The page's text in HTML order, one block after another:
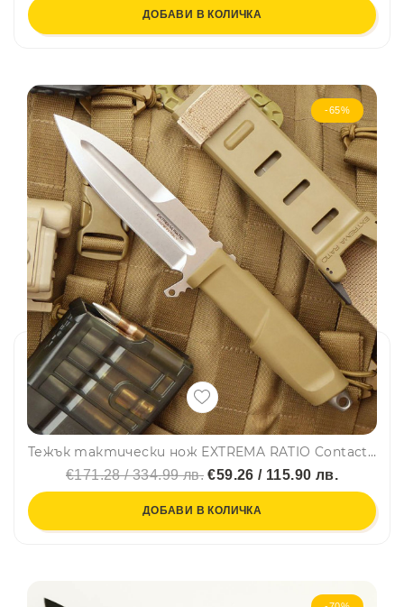
ДОБАВИ В КОЛИЧКА
-65%
Тежък тактически нож ЕXTREMA RATIO Contact C,DESERT, стомана Böhler N690, тактическа кания
€171.28 / 334.99 лв. €59.26 / 115.90 лв.
ДОБАВИ В КОЛИЧКА